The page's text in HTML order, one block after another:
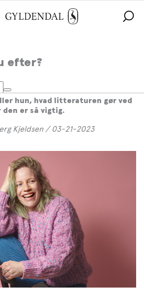
efter?læsevaner
er sangerinde, sangskriver,
Hun er frontperson i Katinka
i marts 2023 med romanen
hun, hvad litteraturen gør ved
den er så vigtig.
Kjeldsen / 03-21-2023